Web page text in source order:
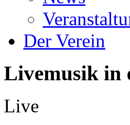
Der Verein
Livemusik in
Live